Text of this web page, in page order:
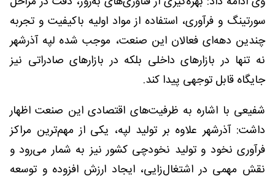
سورتینگ و فرآوری، استفاده از مواد اولیه باکیفیت و تجربه
چندین دهه‌ای فعالان این صنعت، موجب شده لپه آذرشهر
نه تنها در بازارهای داخلی بلکه در بازارهای صادراتی نیز
جایگاه قابل توجهی پیدا کند.
شفیعی با اشاره به ظرفیت‌های اقتصادی این صنعت اظهار
داشت: آذرشهر علاوه بر تولید لپه، یکی از مهم‌ترین مراکز
فرآوری نخود و تولید نخودچی کشور نیز به شمار می‌رود و
نقش مهمی در اشتغال‌زایی، ایجاد ارزش افزوده و توسعه